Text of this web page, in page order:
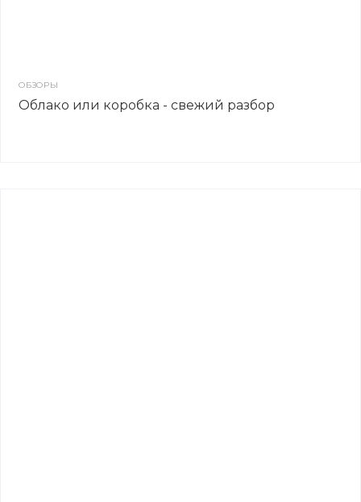
ОБЗОРЫ
Облако или коробка - свежий разбор